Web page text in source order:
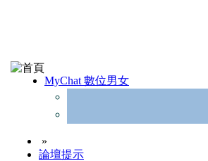
MyChat 數位男女
»
論壇提示